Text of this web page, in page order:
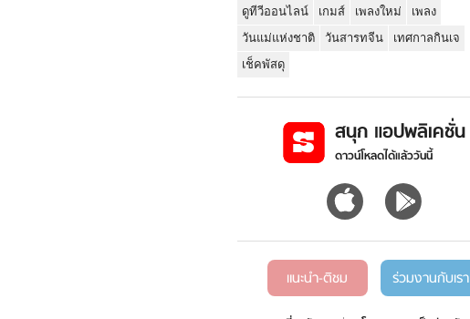
ดูทีวีออนไลน์
เกมส์ เพลงใหม่
เพลง
วันแม่แห่งชาติ
วันสารทจีน
เทศกาลกินเจ
เช็คพัสดุ
สนุก แอปพลิเคชั่น
ดาวน์โหลดได้แล้ววันนี้
แนะนำ-ติชม ร่วมงานกับเรา